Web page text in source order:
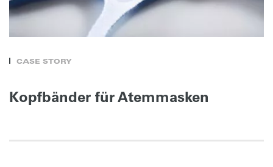
CASE STORY
Kopfbänder für Atemmasken